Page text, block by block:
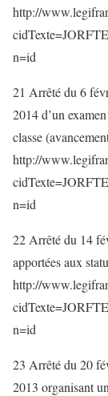
http://
n=id
21 Arrêté du 6
2014 d’un
classe
http://
n=id
22 Arrêté du 14
apportées aux
http://
n=id
23 Arrêté du 20
2013 organisant